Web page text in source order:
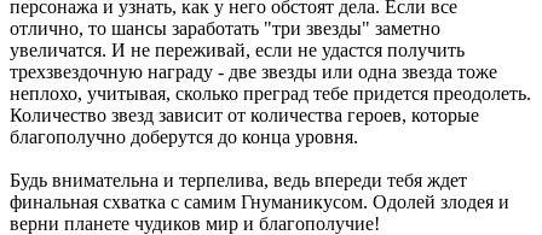
персонажа и узнать, как у него обстоят дела. Если все
отлично, то шансы заработать "три звезды" заметно
увеличатся. И не переживай, если не удастся получить
трехзвездочную награду - две звезды или одна звезда тоже
неплохо, учитывая, сколько преград тебе придется преодолеть.
Количество звезд зависит от количества героев, которые
благополучно доберутся до конца уровня.
Будь внимательна и терпелива, ведь впереди тебя ждет
финальная схватка с самим Гнуманикусом. Одолей злодея и
верни планете чудиков мир и благополучие!